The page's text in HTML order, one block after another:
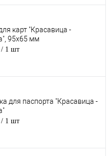
карт "Красавица -
95х65 мм
/ 1 шт
для паспорта "Красавица -
/ 1 шт